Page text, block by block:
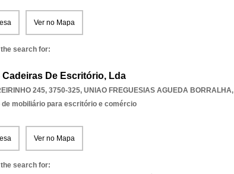
Ver no Mapa
search for:
Cadeiras De Escritório, Lda
245, 3750-325, UNIAO FREGUESIAS AGUEDA BORRALHA,
de mobiliário para escritório e comércio
Ver no Mapa
search for: